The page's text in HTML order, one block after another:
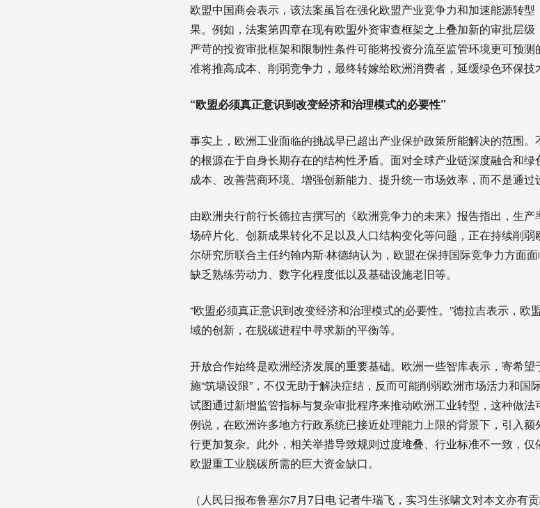
欧盟中国商会表示，该法案虽旨在强化欧盟产业竞争力和加速能源转
果。例如，法案第四章在现有欧盟外资审查框架之上叠加新的审批层
严苛的投资审批框架和限制性条件可能将投资分流至监管环境更可预
准将推高成本、削弱竞争力，最终转嫁给欧洲消费者，延缓绿色环保技
“欧盟必须真正意识到改变经济和治理模式的必要性”
事实上，欧洲工业面临的挑战早已超出产业保护政策所能解决的范围
的根源在于自身长期存在的结构性矛盾。面对全球产业链深度融合和
成本、改善营商环境、增强创新能力、提升统一市场效率，而不是通过
由欧洲央行前行长德拉吉撰写的《欧洲竞争力的未来》报告指出，生
场碎片化、创新成果转化不足以及人口结构变化等问题，正在持续削
尔研究所联合主任约翰内斯·林德纳认为，欧盟在保持国际竞争力方面
缺乏熟练劳动力、数字化程度低以及基础设施老旧等。
“欧盟必须真正意识到改变经济和治理模式的必要性。”德拉吉表示，
域的创新，在脱碳进程中寻求新的平衡等。
开放合作始终是欧洲经济发展的重要基础。欧洲一些智库表示，寄希
施“筑墙设限”，不仅无助于解决症结，反而可能削弱欧洲市场活力和国
试图通过新增监管指标与复杂审批程序来推动欧洲工业转型，这种做
例说，在欧洲许多地方行政系统已接近处理能力上限的背景下，引入
行更加复杂。此外，相关举措导致规则过度堆叠、行业标准不一致，
欧盟重工业脱碳所需的巨大资金缺口。
（人民日报布鲁塞尔7月7日电 记者牛瑞飞，实习生张啸文对本文亦有贡